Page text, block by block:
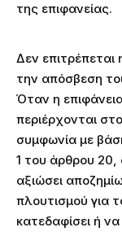
της επιφανείας.
Δεν επιτρέπεται
την απόσβεση
Όταν η
περιέρχονται
συμφωνία με
1 του άρθρου 20,
αξιώσει
πλουτισμού για
κατεδαφίσει ή